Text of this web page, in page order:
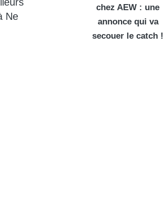
Ne
chez AEW : une
annonce qui va
secouer le catch !